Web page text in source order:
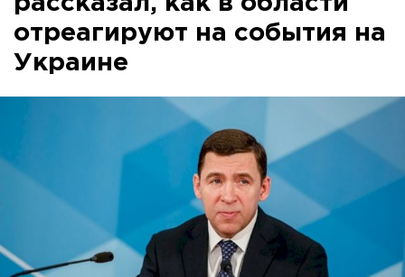
отреагируют на события на
Украине